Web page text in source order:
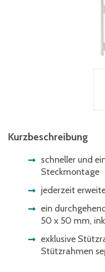
Kurzbeschreibung
schneller und
Steckmontage
jederzeit
ein
50 x 50 mm,
exklusive
Stützrahmen